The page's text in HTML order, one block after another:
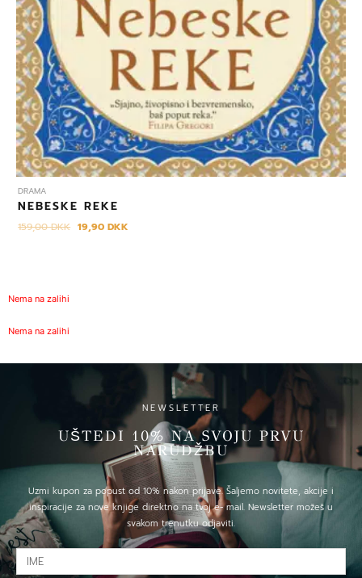
DRAMA
NEBESKE REKE
159,00DKK 19,90DKK
Nema na zalihi
Nema na zalihi
NEWSLETTER
UŠTEDI 10% NA SVOJU PRVU
NARUDŽBU
Uzmi kupon za popust od 10% nakon prijave. Šaljemo novitete, akcije i
inspiracije za nove knjige direktno na tvoj e- mail. Newsletter možeš u
svakom trenutku odjaviti.
IME